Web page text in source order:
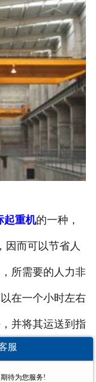
起重机的一种，
因而可以节省人
所需要的人力非
在一个小时左右
并将其运送到指
常好用的设备。
的保护作用也
服
待为您服务!